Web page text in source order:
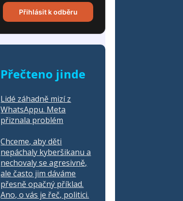
Přihlásit k odběru
Přečteno jinde
Lidé záhadně mizí z
WhatsAppu. Meta
přiznala problém
Chceme, aby děti
nepáchaly kyberšikanu a
nechovaly se agresivně,
ale často jim dáváme
přesně opačný příklad.
Ano, o vás je řeč, politici.